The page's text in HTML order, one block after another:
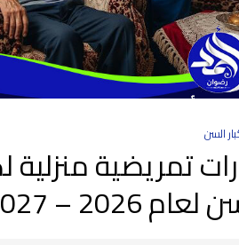
السن
تمريضية منزلية
2026 – 2027